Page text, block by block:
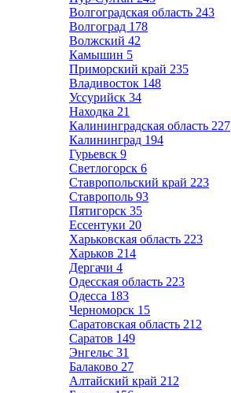
Волгоградская область 243
Волгоград 178
Волжский 42
Камышин 5
Приморский край 235
Владивосток 148
Уссурийск 34
Находка 21
Калининградская область 227
Калининград 194
Гурьевск 9
Светлогорск 6
Ставропольский край 223
Ставрополь 93
Пятигорск 35
Ессентуки 20
Харьковская область 223
Харьков 214
Дергачи 4
Одесская область 223
Одесса 183
Черноморск 15
Саратовская область 212
Саратов 149
Энгельс 31
Балаково 27
Алтайский край 212